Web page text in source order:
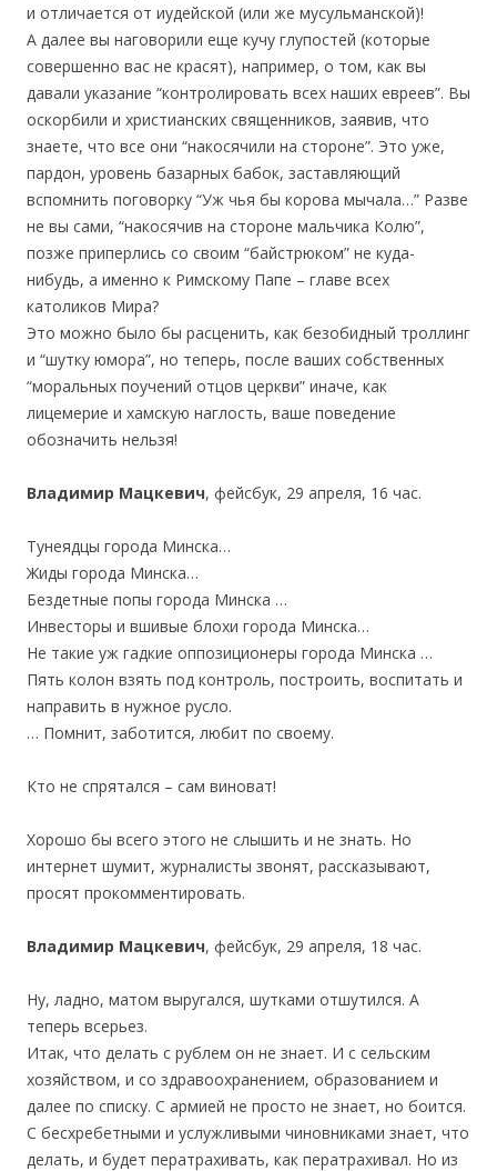
и отличается от иудейской (или же мусульманской)!
А далее вы наговорили еще кучу глупостей (которые
совершенно вас не красят), например, о том, как вы
давали указание “контролировать всех наших евреев”. Вы
оскорбили и христианских священников, заявив, что
знаете, что все они “накосячили на стороне”. Это уже,
пардон, уровень базарных бабок, заставляющий
вспомнить поговорку “Уж чья бы корова мычала…” Разве
не вы сами, “накосячив на стороне мальчика Колю”,
позже приперлись со своим “байстрюком” не куда-
нибудь, а именно к Римскому Папе – главе всех
католиков Мира?
Это можно было бы расценить, как безобидный троллинг
и “шутку юмора”, но теперь, после ваших собственных
“моральных поучений отцов церкви” иначе, как
лицемерие и хамскую наглость, ваше поведение
обозначить нельзя!
Владимир Мацкевич, фейсбук, 29 апреля, 16 час.
Тунеядцы города Минска…
Жиды города Минска…
Бездетные попы города Минска …
Инвесторы и вшивые блохи города Минска…
Не такие уж гадкие оппозиционеры города Минска …
Пять колон взять под контроль, построить, воспитать и
направить в нужное русло.
… Помнит, заботится, любит по своему.
Кто не спрятался – сам виноват!
Хорошо бы всего этого не слышить и не знать. Но
интернет шумит, журналисты звонят, рассказывают,
просят прокомментировать.
Владимир Мацкевич, фейсбук, 29 апреля, 18 час.
Ну, ладно, матом выругался, шутками отшутился. А
теперь всерьез.
Итак, что делать с рублем он не знает. И с сельским
хозяйством, и со здравоохранением, образованием и
далее по списку. С армией не просто не знает, но боится.
С бесхребетными и услужливыми чиновниками знает, что
делать, и будет ператрахивать, как ператрахивал. Но из